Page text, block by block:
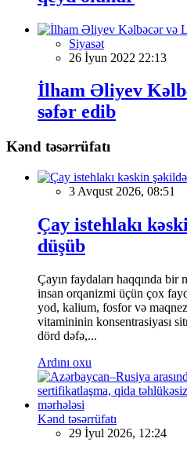
Siyasət
26 İyun 2022 22:13
İlham Əliyev
səfər edib
Kənd təsərrüfatı
3 Avqust 2026, 08:51
Çay istehlakı
düşüb
Çayın faydaları haqqında bir
insan orqanizmi üçün çox
yod, kalium, fosfor və
vitamininin konsentrasiyası
dörd dəfə,...
Ardını oxu
Kənd təsərrüfatı
29 İyul 2026, 12:24